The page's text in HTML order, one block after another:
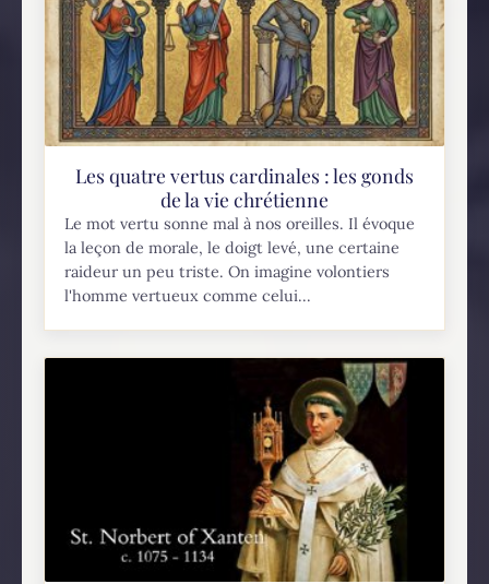
Les quatre vertus cardinales : les gonds
de la vie chrétienne
Le mot vertu sonne mal à nos oreilles. Il évoque
la leçon de morale, le doigt levé, une certaine
raideur un peu triste. On imagine volontiers
l'homme vertueux comme celui...